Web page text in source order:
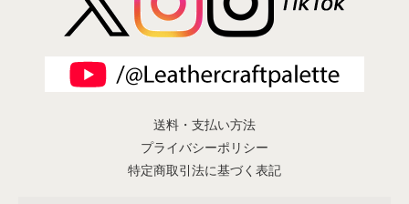
送料・支払い方法
プライバシーポリシー
特定商取引法に基づく表記